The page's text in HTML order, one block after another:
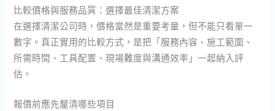
比較價格與服務品質：選擇最佳清潔方案
在選擇清潔公司時，價格當然是重要考量，但不能只看單一
數字。真正實用的比較方式，是把「服務內容、施工範圍、
所需時間、工具配置、現場難度與溝通效率」一起納入評
估。
報價前應先釐清哪些項目